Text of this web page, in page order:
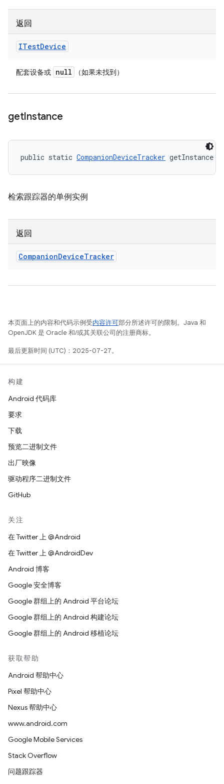
返回
ITestDevice
配套设备或 null （如果未找到）
getInstance
public static CompanionDeviceTracker getInstance
检索跟踪器的单例实例
返回
CompanionDeviceTracker
本页面上的内容和代码示例受内容许可部分所述许可的限制。Java 和
OpenJDK 是 Oracle 和/或其关联公司的注册商标。
最后更新时间 (UTC)：2025-07-27。
构建
Android 代码库
要求
下载
预览二进制文件
出厂映像
驱动程序二进制文件
GitHub
关注
在 Twitter 上 @Android
在 Twitter 上 @AndroidDev
Android 博客
Google 安全博客
Google 群组上的 Android 平台论坛
Google 群组上的 Android 构建论坛
Google 群组上的 Android 移植论坛
获取帮助
Android 帮助中心
Pixel 帮助中心
Nexus 帮助中心
www.android.com
Google Mobile Services
Stack Overflow
问题跟踪器